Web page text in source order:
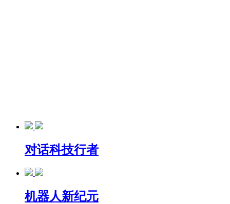
对话科技行者
机器人新纪元